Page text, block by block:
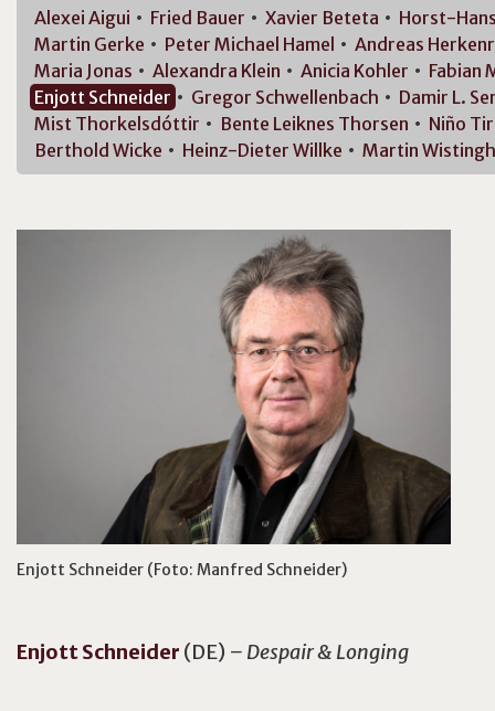
Alexei Aigui Fried Bauer Xavier Beteta
Horst-
Martin Gerke Peter Michael Hamel Andreas
Maria Jonas Alexandra Klein Anicia Kohler Fabian
Enjott Schneider Gregor Schwellenbach Damir L.
Mist Thorkelsdóttir Bente Leiknes Thorsen Niño
Berthold Wicke Heinz-Dieter Willke Martin
Enjott Schneider (Foto: Manfred Schneider)
EnjottSchneider (DE) – Despair & Longing